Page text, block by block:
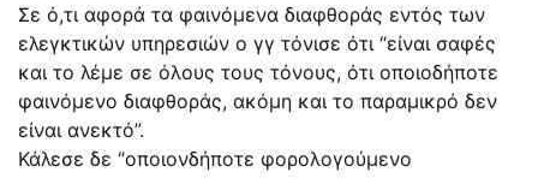
Σε ό,τι αφορά τα φαινόμενα διαφθοράς εντός των
ελεγκτικών υπηρεσιών ο γγ τόνισε ότι “είναι σαφές
και το λέμε σε όλους τους τόνους, ότι οποιοδήποτε
φαινόμενο διαφθοράς, ακόμη και το παραμικρό δεν
είναι ανεκτό”.
Κάλεσε δε “οποιονδήποτε φορολογούμενο